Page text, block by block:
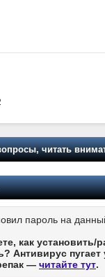
читать
пароль на
как установить/
Антивирус
— читайте тут.